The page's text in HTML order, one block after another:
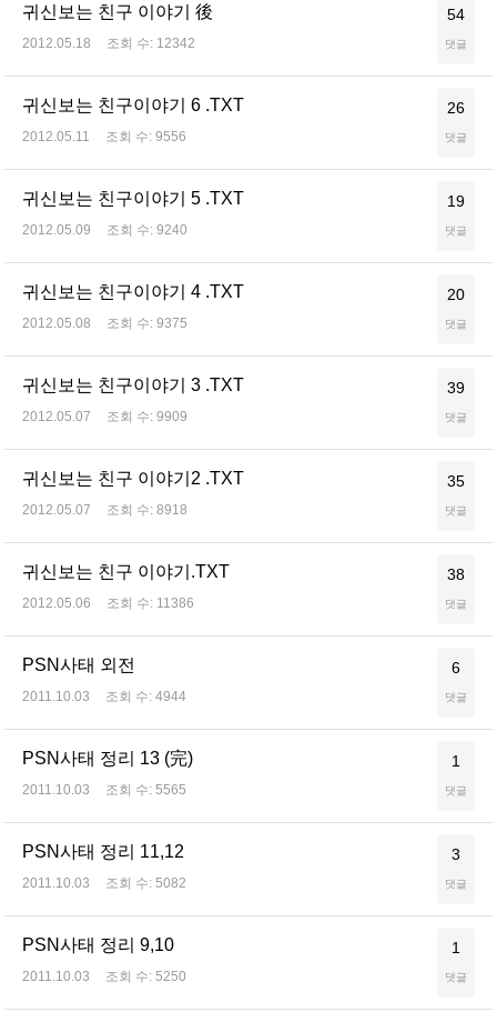
귀신보는 친구 이야기 後
2012.05.18 조회 수: 12342
54
댓글
귀신보는 친구이야기 6 .TXT
2012.05.11 조회 수: 9556
26
댓글
귀신보는 친구이야기 5 .TXT
2012.05.09 조회 수: 9240
19
댓글
귀신보는 친구이야기 4 .TXT
2012.05.08 조회 수: 9375
20
댓글
귀신보는 친구이야기 3 .TXT
2012.05.07 조회 수: 9909
39
댓글
귀신보는 친구 이야기2 .TXT
2012.05.07 조회 수: 8918
35
댓글
귀신보는 친구 이야기.TXT
2012.05.06 조회 수: 11386
38
댓글
PSN사태 외전
2011.10.03 조회 수: 4944
6
댓글
PSN사태 정리 13 (完)
2011.10.03 조회 수: 5565
1
댓글
PSN사태 정리 11,12
2011.10.03 조회 수: 5082
3
댓글
PSN사태 정리 9,10
2011.10.03 조회 수: 5250
1
댓글